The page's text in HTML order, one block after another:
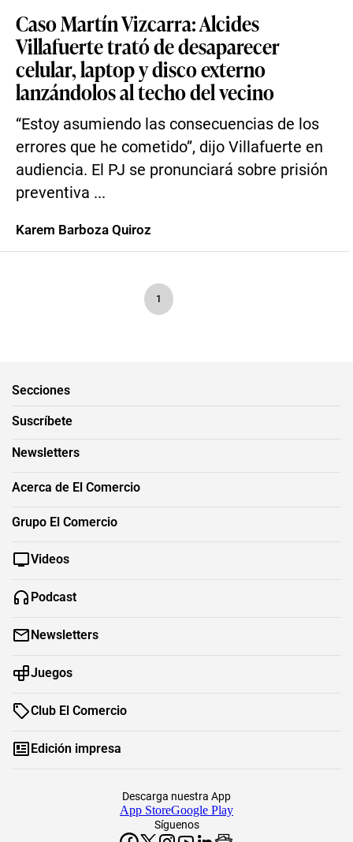
Caso Martín Vizcarra: Alcides
Villafuerte trató de desaparecer
celular, laptop y disco externo
lanzándolos al techo del vecino
“Estoy asumiendo las consecuencias de los
errores que he cometido”, dijo Villafuerte en
audiencia. El PJ se pronunciará sobre prisión
preventiva ...
Karem Barboza Quiroz
1
Secciones
Suscríbete
Newsletters
Acerca de El Comercio
Grupo El Comercio
Videos
Podcast
Newsletters
Juegos
Club El Comercio
Edición impresa
Síguenos
Descarga nuestra App
App StoreGoogle Play